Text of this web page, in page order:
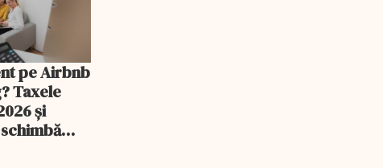
pe Airbnb
Taxele
și